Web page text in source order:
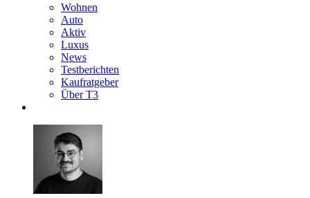
Wohnen
Auto
Aktiv
Luxus
News
Testberichten
Kaufratgeber
Über T3